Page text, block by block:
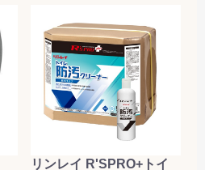
リンレイ R'SPRO+トイ